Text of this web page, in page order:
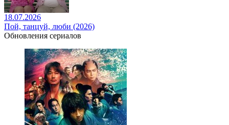
18.07.2026
Пой, танцуй, люби (2026)
Обновления сериалов